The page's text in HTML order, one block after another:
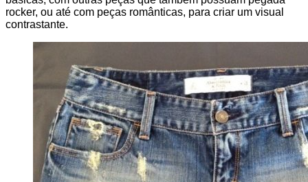
rocker, ou até com peças românticas, para criar um visual
contrastante.